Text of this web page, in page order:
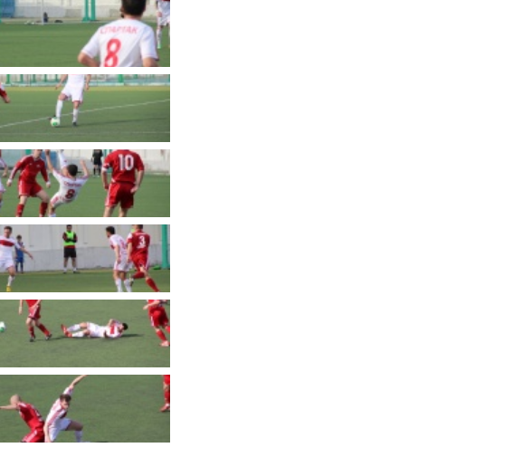
и обязательствах
характера
и график сессий
обращения
формы
время приема
лиц
карта
бесплатной
помощи